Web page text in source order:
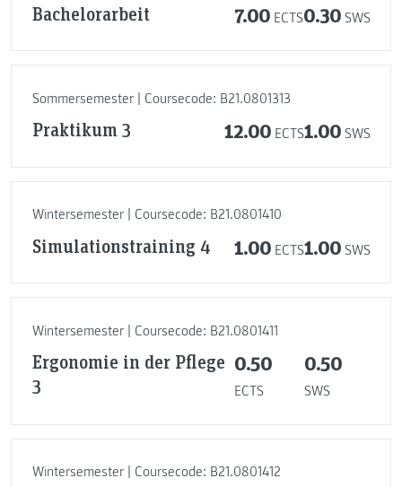
Bachelorarbeit 7.00 ECTS0.30 SWS
Sommersemester | Coursecode: B21.0801313
Praktikum 3 12.00 ECTS1.00 SWS
Wintersemester | Coursecode: B21.0801410
Simulationstraining 4 1.00 ECTS1.00 SWS
Wintersemester | Coursecode: B21.0801411
Ergonomie in der Pflege
3
0.50
ECTS
0.50
SWS
Wintersemester | Coursecode: B21.0801412